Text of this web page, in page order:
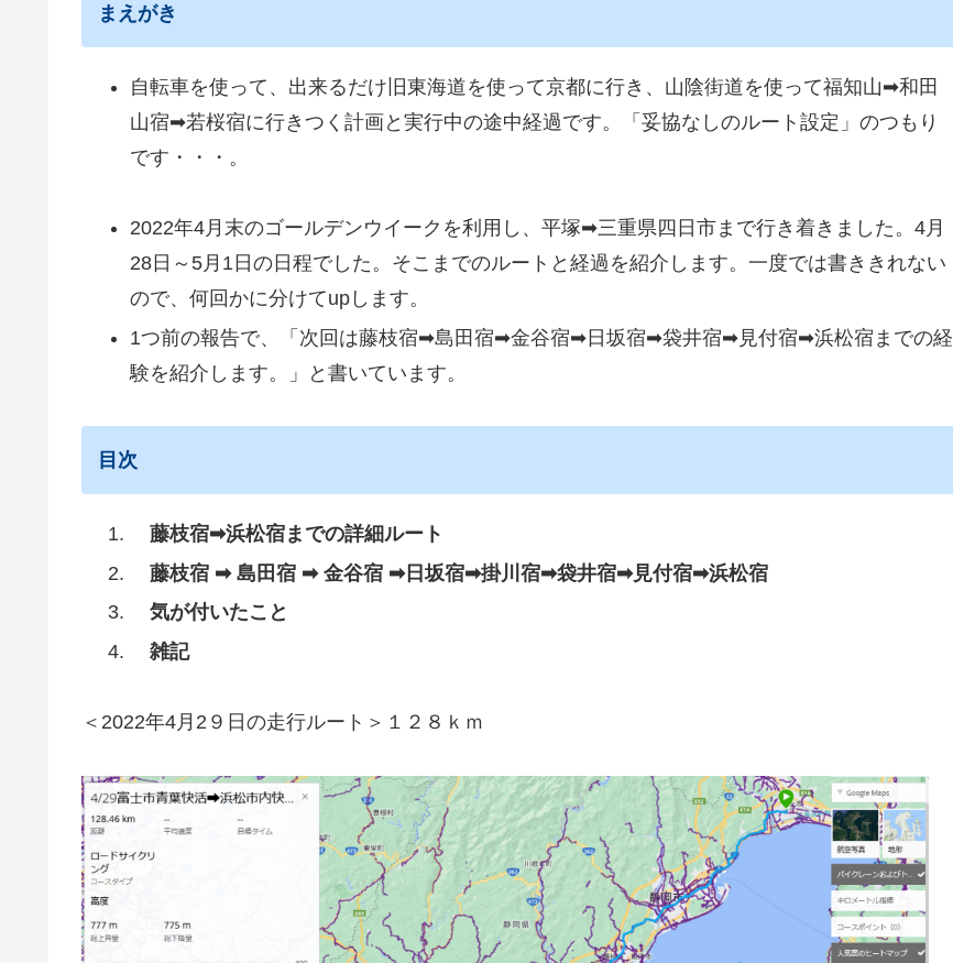
まえがき
自転車を使って、出来るだけ旧東海道を使って京都に行き、山陰街道を使って福知山➡和田
山宿➡若桜宿に行きつく計画と実行中の途中経過です。「妥協なしのルート設定」のつもり
です・・・。
2022年4月末のゴールデンウイークを利用し、平塚➡三重県四日市まで行き着きました。4月
28日～5月1日の日程でした。そこまでのルートと経過を紹介します。一度では書ききれない
ので、何回かに分けてupします。
1つ前の報告で、「次回は藤枝宿➡島田宿➡金谷宿➡日坂宿➡袋井宿➡見付宿➡浜松宿までの経
験を紹介します。」と書いています。
目次
藤枝宿➡浜松宿までの詳細ルート
藤枝宿 ➡ 島田宿 ➡ 金谷宿 ➡日坂宿➡掛川宿➡袋井宿➡見付宿➡浜松宿
気が付いたこと
雑記
＜2022年4月2９日の走行ルート＞１２８ｋｍ